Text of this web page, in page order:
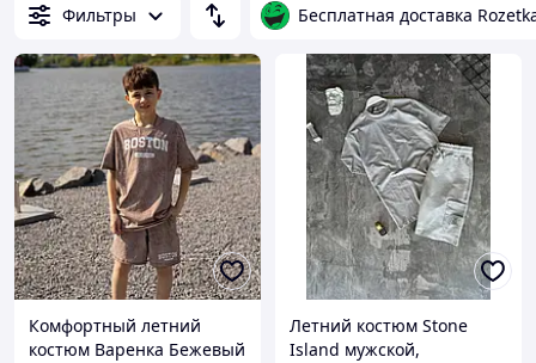
Фильтры Бесплатная доставка
Комфортный летний
костюм Варенка Бежевый
Летний костюм Stone
Island мужской,